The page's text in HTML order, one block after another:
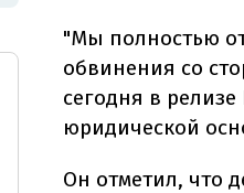
"Мы полностью
обвинения со
сегодня в
юридической
Он отметил, что